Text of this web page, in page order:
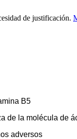
de justificación.
B5
de la molécula de
adversos